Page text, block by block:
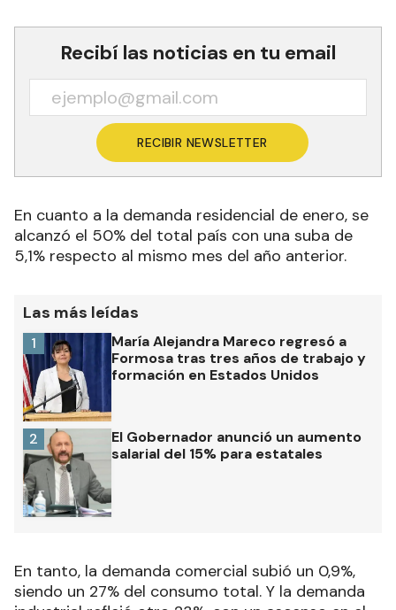
Recibí las noticias en tu email
RECIBIR NEWSLETTER
En cuanto a la demanda residencial de enero, se
alcanzó el 50% del total país con una suba de
5,1% respecto al mismo mes del año anterior.
Las más leídas
María Alejandra Mareco regresó a
Formosa tras tres años de trabajo y
formación en Estados Unidos
1
El Gobernador anunció un aumento
salarial del 15% para estatales
2
En tanto, la demanda comercial subió un 0,9%,
siendo un 27% del consumo total. Y la demanda